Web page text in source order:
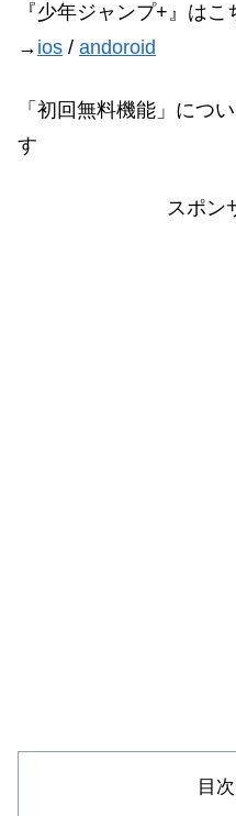
『少年ジャンプ+』はこ
→ ios / andoroid
「初回無料機能」につ
す
スポン
目次